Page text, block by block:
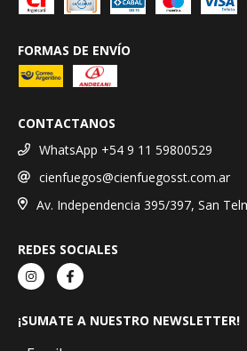
FORMAS DE ENVÍO
CONTACTANOS
WhatsApp +54 9 11 59800529
cienfuegos@cienfuegosst.com.ar
Av. Independencia 395/397, San
REDES SOCIALES
¡SUMATE A NUESTRO NEWSLETTER!